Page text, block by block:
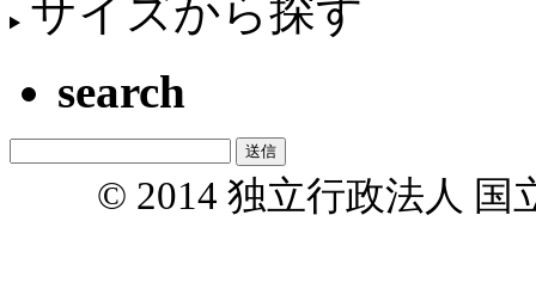
サイズから探す
search
© 2014 独立行政法人 国